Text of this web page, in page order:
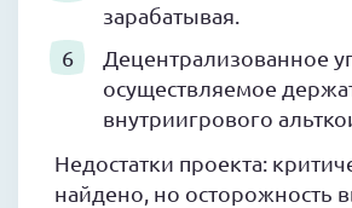
зарабатывая.
Децентрализованное
осуществляемое
внутриигрового
Недостатки проекта:
найдено, но осторожность